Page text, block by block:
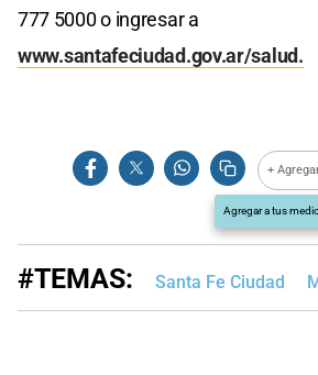
777 5000 o ingresar a
www.santafeciudad.gov.ar/salud.
+
Agregar a tus
#TEMAS: Santa Fe Ciudad